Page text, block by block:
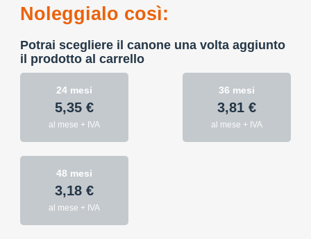
Noleggialo così:
Potrai scegliere il canone una volta aggiunto
il prodotto al carrello
24 mesi
5,35 €
al mese + IVA
36 mesi
3,81 €
al mese + IVA
48 mesi
3,18 €
al mese + IVA